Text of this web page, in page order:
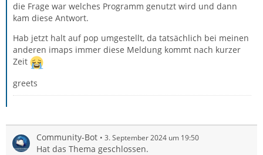
die Frage war welches Programm genutzt wird und dann
kam diese Antwort.
Hab jetzt halt auf pop umgestellt, da tatsächlich bei meinen
anderen imaps immer diese Meldung kommt nach kurzer
Zeit
greets
Community-Bot 3. September 2024 um 19:50
Hat das Thema geschlossen.